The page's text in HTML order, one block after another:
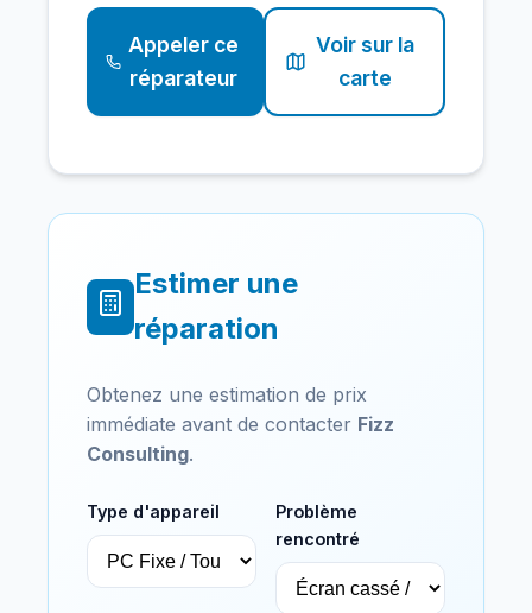
Appeler ce
réparateur
Voir sur la
carte
Estimer une
réparation
Obtenez une estimation de prix
immédiate avant de contacter Fizz
Consulting.
Type d'appareil
Problème
rencontré